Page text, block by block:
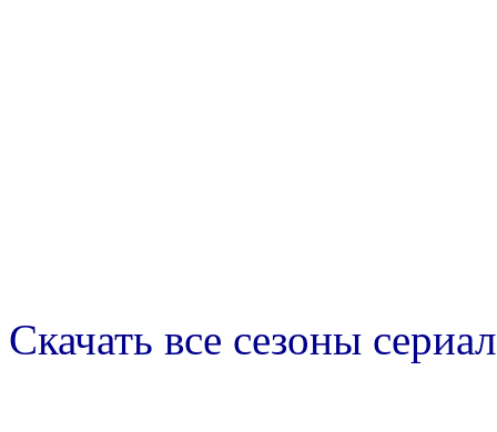
Скачать все сезоны